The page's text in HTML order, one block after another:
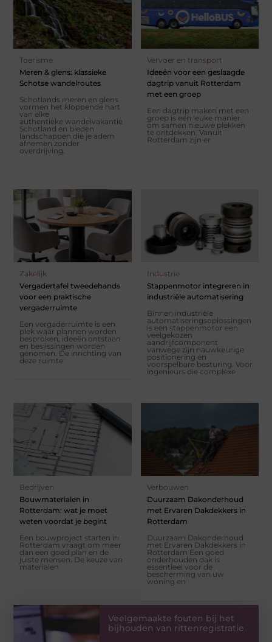
Toerisme
Meren & glens: klassieke
Schotse wandelroutes
Schotlands meren en glens
vormen het kloppende hart
van elke
authentieke wandelvakantie
Schotland en bieden
landschappen die je adem
afnemen zonder
overdrijving.
Vervoer en transport
Ideeën voor een geslaagde
dagtrip vanuit Rotterdam
met een groep
Een dagtrip maken met een
groep is een leuke manier
om samen nieuwe plekken
te ontdekken. Vanuit
Rotterdam zijn er
Zakelijk
Vergadertafel tweedehands
voor een praktische
vergaderruimte
Een vergaderruimte is een
plek waar plannen worden
besproken, ideeën ontstaan
en beslissingen worden
genomen. De inrichting van
deze ruimte
Industrie
Stappenmotor integreren in
industriële automatisering
Binnen industriële
automatiseringsoplossingen
is een stappenmotor een
veelgekozen
aandrijfcomponent
vanwege zijn nauwkeurige
positionering en
voorspelbare besturing. Voor
ingenieurs die complexe
Bedrijven
Bouwmaterialen in
Rotterdam: wat je moet
weten voordat je begint
Een bouwproject starten in
Rotterdam vraagt om meer
dan een goed plan en de
juiste mensen. De keuze van
materialen
Verbouwen
Duurzaam Dakonderhoud
met Ervaren Dakdekkers in
Rotterdam
Duurzaam Dakonderhoud
met Ervaren Dakdekkers in
Rotterdam Een goed
onderhouden dak is
essentieel voor de
bescherming van uw
woning en
Veelgemaakte fouten bij het
bijhouden van rittenregistratie